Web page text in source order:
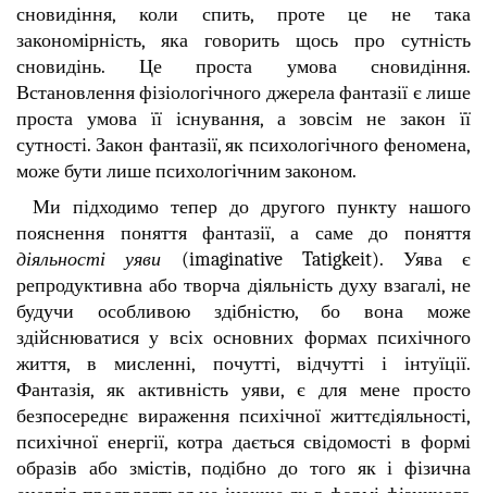
сновидіння, коли спить, проте це не така
закономірність, яка говорить щось про сутність
сновидінь. Це проста умова сновидіння.
Встановлення фізіологічного джерела фантазії є лише
проста умова її існування, а зовсім не закон її
сутності. Закон фантазії, як психологічного феномена,
може бути лише психологічним законом.
Ми підходимо тепер до другого пункту нашого
пояснення поняття фантазії, а саме до поняття
діяльності уяви (imaginative Tatigkeit). Уява є
репродуктивна або творча діяльність духу взагалі, не
будучи особливою здібністю, бо вона може
здійснюватися у всіх основних формах психічного
життя, в мисленні, почутті, відчутті і інтуїції.
Фантазія, як активність уяви, є для мене просто
безпосереднє вираження психічної життєдіяльності,
психічної енергії, котра дається свідомості в формі
образів або змістів, подібно до того як і фізична